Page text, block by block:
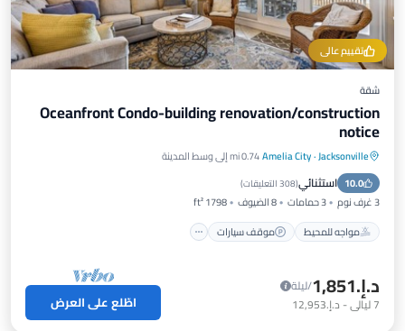
تقييم عالي
شقة
Oceanfront Condo-building renovation/construction
notice
Jacksonville
·
Amelia City0.74 mi إلى وسط المدينة
10.0 استثنائي(308 التعليقات )
3 غرف نوم 3 حمامات 8 الضيوف
1798 ft²
مواجه للمحيط
موقف سيارات
مواجه للمحيط موقف سيارات
إطلالة على المحيط
د.إ.‏1,851
/ليلة
7ليالي- د.إ.‏12,953 اطّلع على العرض